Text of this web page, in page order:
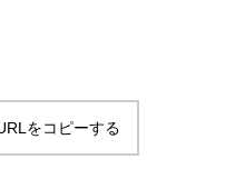
をコピーする